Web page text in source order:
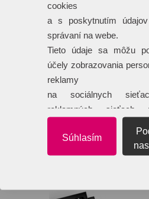
cookies
a s poskytnutím
správaní na webe.
Tieto údaje sa môžu
účely zobrazovania
reklamy
na sociálnych
reklamných sieťach
Súhlasím